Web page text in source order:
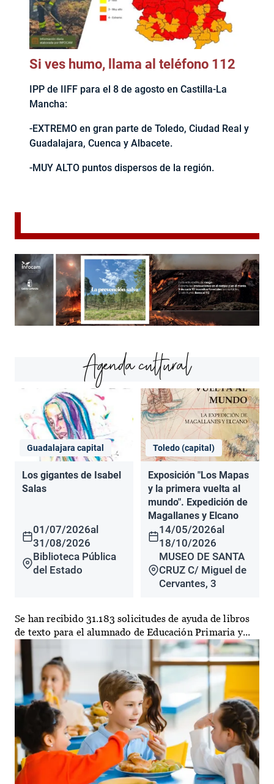
Si ves humo, llama al teléfono 112
IPP de IIFF para el 8 de agosto en Castilla-La
Mancha:
-EXTREMO en gran parte de Toledo, Ciudad Real y
Guadalajara, Cuenca y Albacete.
-MUY ALTO puntos dispersos de la región.
Agenda cultural
Guadalajara capital
Los gigantes de Isabel
Salas
01/07/2026al
31/08/2026
Biblioteca Pública
del Estado
Toledo (capital)
Exposición "Los Mapas
y la primera vuelta al
mundo". Expedición de
Magallanes y Elcano
14/05/2026al
18/10/2026
MUSEO DE SANTA
CRUZ C/ Miguel de
Cervantes, 3
Se han recibido 31.183 solicitudes de ayuda de libros
de texto para el alumnado de Educación Primaria y...